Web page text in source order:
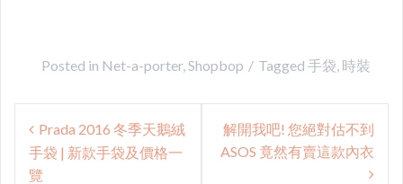
Posted in Net-a-porter, Shopbop Tagged 手袋 時裝
Post
navigation
Prada 2016 冬季天鵝絨
手袋 | 新款手袋及價格一
覽
解開我吧! 您絕對估不到
ASOS 竟然有賣這款內衣